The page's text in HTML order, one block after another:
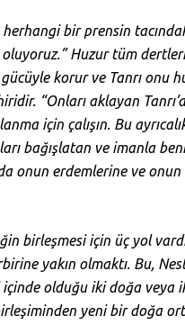
bir prensin
oluyoruz.” Huzur tüm
korur ve Tanrı onu
“Onları aklayan
için çalışın. Bu
bağışlatan ve imanla
onun erdemlerine ve onun
birleşmesi için üç yol
yakın olmaktı. Bu,
olduğu iki doğa veya
yeni bir doğa